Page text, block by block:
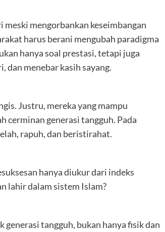
mengorbankan keseimbangan
harus berani mengubah paradigma
hanya soal prestasi, tetapi juga
dan menebar kasih sayang.
Justru, mereka yang mampu
cerminan generasi tangguh. Pada
rapuh, dan beristirahat.
hanya diukur dari indeks
lahir dalam sistem Islam?
tangguh, bukan hanya fisik dan